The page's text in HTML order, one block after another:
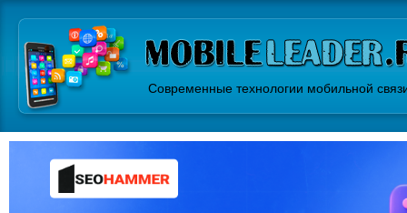
Современные технологии мобильной